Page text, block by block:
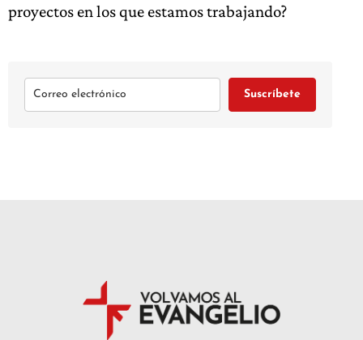
proyectos en los que estamos trabajando?
Suscríbete